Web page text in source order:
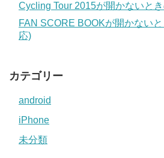
Cycling Tour 2015が開かないと
FAN SCORE BOOKが開かない
応)
カテゴリー
android
iPhone
未分類